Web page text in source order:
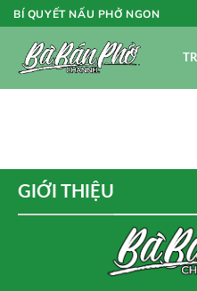
Skip
content
BÍ QUYẾT NẤU PHỞ NGON
GIỚI THIỆU